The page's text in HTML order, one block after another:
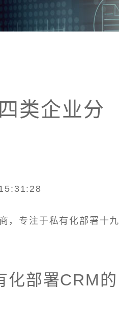
类企业分
，专注于私有化部署十九
化部署CRM的